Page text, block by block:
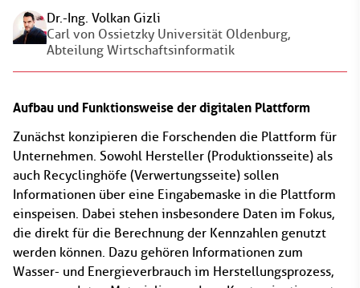
Dr.-Ing. Volkan Gizli
Carl von Ossietzky Universität Oldenburg,
Abteilung Wirtschaftsinformatik
Aufbau und Funktionsweise der digitalen Plattform
Zunächst konzipieren die Forschenden die Plattform für
Unternehmen. Sowohl Hersteller (Produktionsseite) als
auch Recyclinghöfe (Verwertungsseite) sollen
Informationen über eine Eingabemaske in die Plattform
einspeisen. Dabei stehen insbesondere Daten im Fokus,
die direkt für die Berechnung der Kennzahlen genutzt
werden können. Dazu gehören Informationen zum
Wasser- und Energieverbrauch im Herstellungsprozess,